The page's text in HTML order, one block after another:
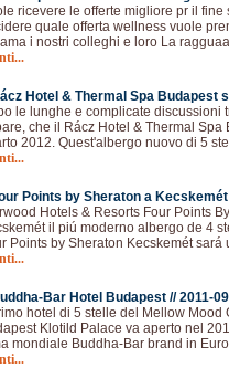
ricevere le offerte migliore pr il
quale offerta wellness vuole
i nostri colleghi e loro La
Hotel & Thermal Spa Budapest
le lunghe e complicate discussioni
che il Rácz Hotel & Thermal
2012. Quest'albergo nuovo di 5
Points by Sheraton a
Hotels & Resorts Four Points
il piú moderno albergo de 4
Points by Sheraton Kecskemét
Bar Hotel Budapest //2011-
hotel di 5 stelle del Mellow
Klotild Palace va aperto nel
mondiale Buddha-Bar brand in